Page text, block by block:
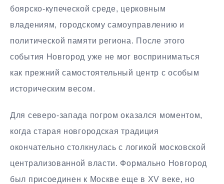
боярско-купеческой среде, церковным
владениям, городскому самоуправлению и
политической памяти региона. После этого
события Новгород уже не мог восприниматься
как прежний самостоятельный центр с особым
историческим весом.
Для северо-запада погром оказался моментом,
когда старая новгородская традиция
окончательно столкнулась с логикой московской
централизованной власти. Формально Новгород
был присоединен к Москве еще в XV веке, но